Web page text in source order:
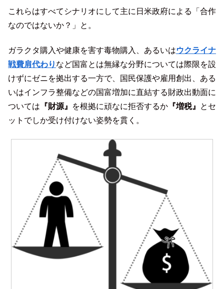
これらはすべてシナリオにして主に日米政府による「合作
なのではないか？」と。
ガラクタ購入や健康を害す毒物購入、あるいはウクライナ
戦費肩代わり など国富とは無縁な分野については際限を設
けずにゼニを拠出する一方で、国民保護や雇用創出、ある
いはインフラ整備などの国富増加に直結する財政出動面に
ついては 『財源』 を根拠に頑なに拒否するか 『増税』
とセ
ットでしか受け付けない姿勢を貫く。